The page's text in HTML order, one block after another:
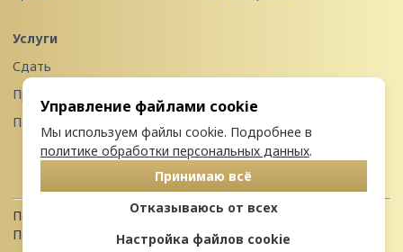
Услуги
Сдать
Продать
Передать в управление
Политика конфиденциальности
Пользовательское соглашение
Управление файлами cookie
Мы используем файлы cookie. Подробнее в
политике обработки персональных данных.
Принимаю всё
Отказываюсь от всех
Настройка файлов cookie